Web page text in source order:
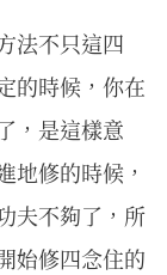
法不只這四
的時候，你在
，是這樣意
地修的時候，
夫不夠了，所
始修四念住的